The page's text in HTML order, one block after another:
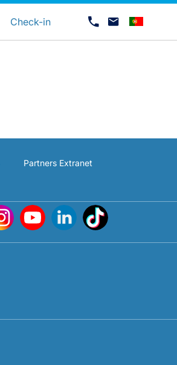
Check-in
Partners Extranet